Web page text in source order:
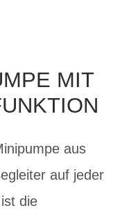
MIT
aus
auf jeder
die